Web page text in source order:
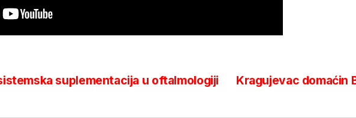
Kragujevac domaćin
suplementacija u oftalmologiji